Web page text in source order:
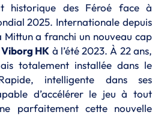
historique des Féroé face à
2025. Internationale depuis
Mittun a franchi un nouveau cap
Viborg HK à l’été 2023. À 22 ans,
totalement installée dans le
intelligente dans ses
d’accélérer le jeu à tout
parfaitement cette nouvelle